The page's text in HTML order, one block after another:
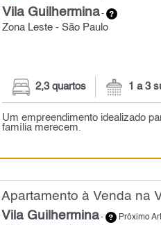
Vila Guilhermina-
Zona Leste - São Paulo
2,3 quartos 1 a 3
Um empreendimento idealizado
família merecem.
Apartamento à Venda na
Vila Guilhermina- Próximo